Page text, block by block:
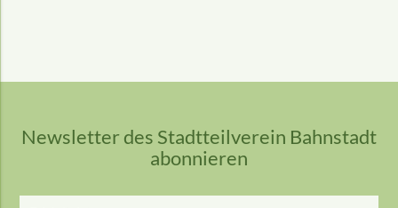
Newsletter des Stadtteilverein Bahnstadt
abonnieren